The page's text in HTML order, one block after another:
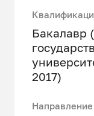
Бакалавр
2017)
Направление